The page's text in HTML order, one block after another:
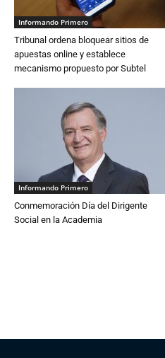
Informando Primero
Tribunal ordena bloquear sitios de
apuestas online y establece
mecanismo propuesto por Subtel
Informando Primero
Conmemoración Día del Dirigente
Social en la Academia